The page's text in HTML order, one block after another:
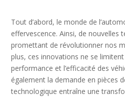
Tout d’abord, le monde de
effervescence. Ainsi, de nouvelles
promettant de révolutionner nos
plus, ces innovations ne se
performance et l’efficacité des
également la demande en pièces
technologique entraîne une